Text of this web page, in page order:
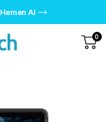
Hemen Al
0